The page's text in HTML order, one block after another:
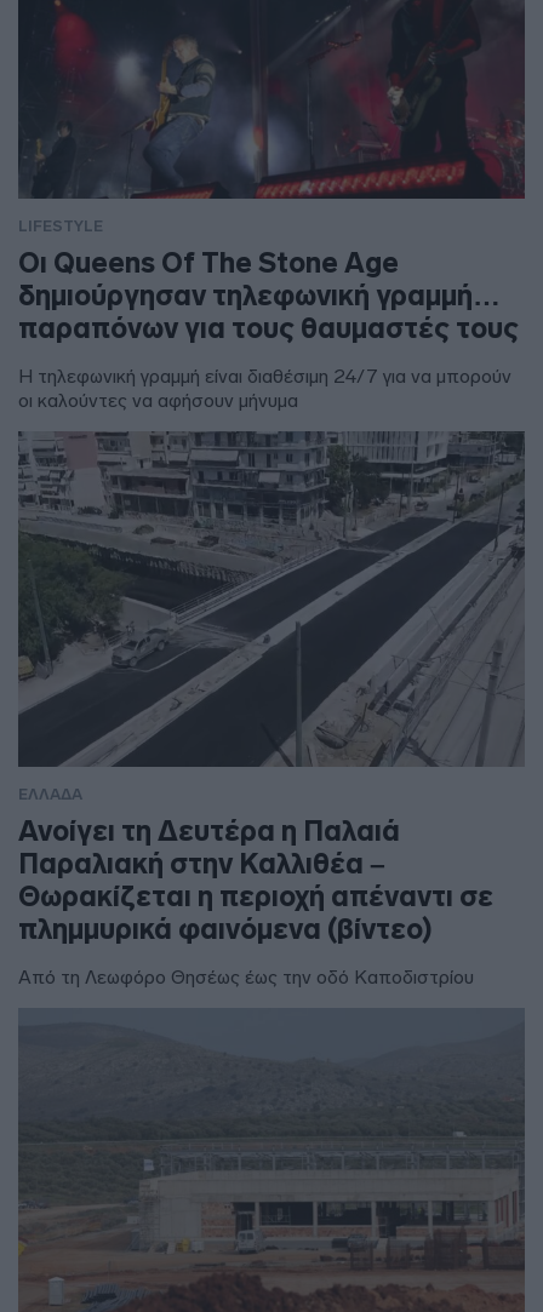
LIFESTYLE
Οι Queens Of The Stone Age
δημιούργησαν τηλεφωνική γραμμή…
παραπόνων για τους θαυμαστές τους
Η τηλεφωνική γραμμή είναι διαθέσιμη 24/7 για να μπορούν
οι καλούντες να αφήσουν μήνυμα
ΕΛΛΑΔΑ
Ανοίγει τη Δευτέρα η Παλαιά
Παραλιακή στην Καλλιθέα –
Θωρακίζεται η περιοχή απέναντι σε
πλημμυρικά φαινόμενα (βίντεο)
Από τη Λεωφόρο Θησέως έως την οδό Καποδιστρίου